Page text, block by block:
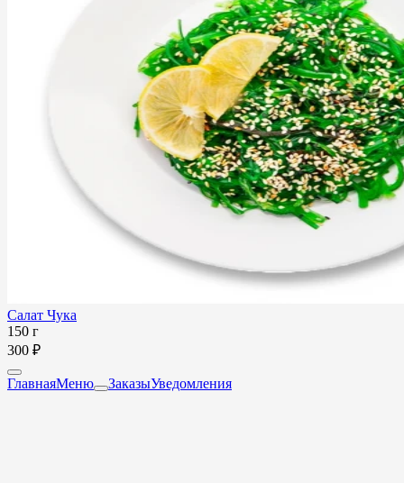
Салат Чука
150 г
300 ₽
ГлавнаяМеню ЗаказыУведомления